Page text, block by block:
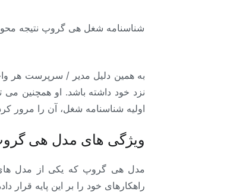
شناسنامه شغل هی گروپ نتیجه
به همین دلیل مدیر / سرپرست هر
نزد خود داشته باشد. او همچنین
اولیه شناسنامه شغل، آن را مرور
ویژگی های مدل هی
مدل هی گروپ که یکی از مدل های
راهکارهای خود را بر این پایه قرار